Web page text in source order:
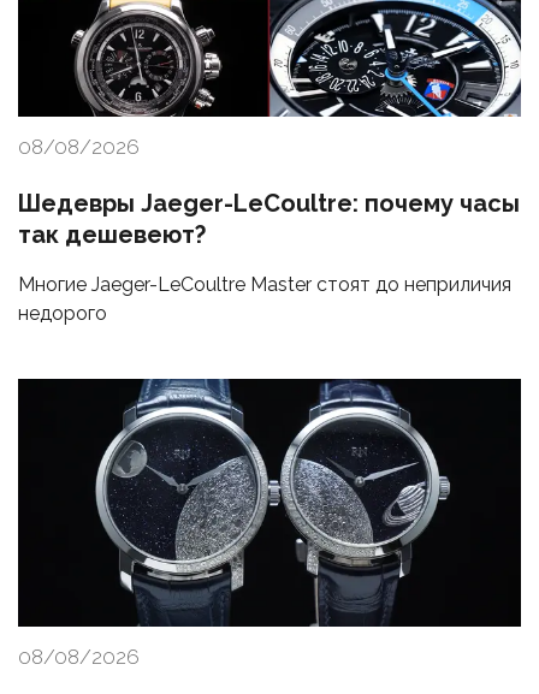
08/08/2026
Шедевры Jaeger-LeCoultre: почему часы
так дешевеют?
Многие Jaeger-LeCoultre Master стоят до неприличия
недорого
08/08/2026